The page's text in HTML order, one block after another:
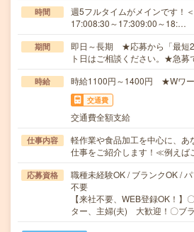
時間
週5フルタイムがメインです！
17:008:30～17:309:00～18:…
期間
即日～長期 ★応募から「最短2
ト日はご相談ください。★急募
時給 時給1100円～1400円 ★Wワ
交通費
交通費全額支給
仕事内容
軽作業や食品加工を中心に、あ
仕事をご紹介します！≪例え
応募資格
職種未経験OK / ブランクOK /
不要
【来社不要、WEB登録OK！】
ター、主婦(夫) 大歓迎！〇ブ